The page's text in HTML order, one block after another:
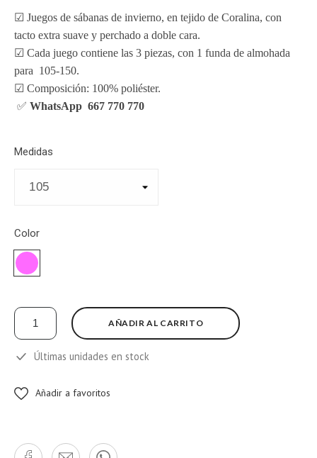
☑ Juegos de sábanas de invierno, en tejido de Coralina, con
tacto extra suave y perchado a doble cara.
☑ Cada juego contiene las 3 piezas, con 1 funda de almohada
para 105-150.
☑ Composición: 100% poliéster.
✅ WhatsApp 667 770 770
Medidas
Color
ROSA
AÑADIR AL CARRITO
Últimas unidades en stock
Añadir a favoritos